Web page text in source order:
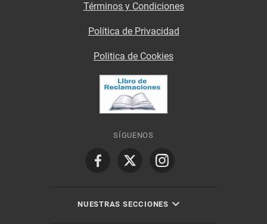
Términos y Condiciones
Política de Privacidad
Politica de Cookies
SÍGUENOS
NUESTRAS SECCIONES